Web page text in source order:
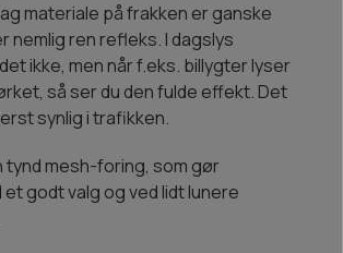
materiale på frakken er ganske
nemlig ren refleks. I dagslys
ikke, men når f.eks. billygter lyser
så ser du den fulde effekt. Det
synlig i trafikken.
tynd mesh-foring, som gør
godt valg og ved lidt lunere